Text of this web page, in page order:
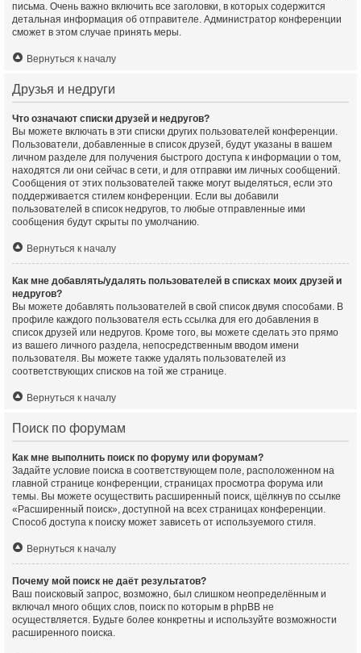
письма. Очень важно включить все заголовки, в которых содержится
детальная информация об отправителе. Администратор конференции
сможет в этом случае принять меры.
Вернуться к началу
Друзья и недруги
Что означают списки друзей и недругов?
Вы можете включать в эти списки других пользователей конференции.
Пользователи, добавленные в список друзей, будут указаны в вашем
личном разделе для получения быстрого доступа к информации о том,
находятся ли они сейчас в сети, и для отправки им личных сообщений.
Сообщения от этих пользователей также могут выделяться, если это
поддерживается стилем конференции. Если вы добавили
пользователей в список недругов, то любые отправленные ими
сообщения будут скрыты по умолчанию.
Вернуться к началу
Как мне добавлять/удалять пользователей в списках моих друзей и
недругов?
Вы можете добавлять пользователей в свой список двумя способами. В
профиле каждого пользователя есть ссылка для его добавления в
список друзей или недругов. Кроме того, вы можете сделать это прямо
из вашего личного раздела, непосредственным вводом имени
пользователя. Вы можете также удалять пользователей из
соответствующих списков на той же странице.
Вернуться к началу
Поиск по форумам
Как мне выполнить поиск по форуму или форумам?
Задайте условие поиска в соответствующем поле, расположенном на
главной странице конференции, страницах просмотра форума или
темы. Вы можете осуществить расширенный поиск, щёлкнув по ссылке
«Расширенный поиск», доступной на всех страницах конференции.
Способ доступа к поиску может зависеть от используемого стиля.
Вернуться к началу
Почему мой поиск не даёт результатов?
Ваш поисковый запрос, возможно, был слишком неопределённым и
включал много общих слов, поиск по которым в phpBB не
осуществляется. Будьте более конкретны и используйте возможности
расширенного поиска.